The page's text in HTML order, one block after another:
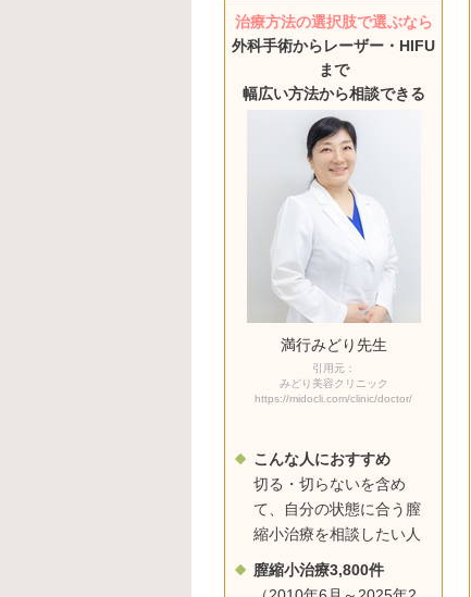
治療方法の選択肢で選ぶなら
外科手術からレーザー・HIFU
まで
幅広い方法から相談できる
満行みどり先生
引用元：
みどり美容クリニック
https://midocli.com/clinic/doctor/
こんな人におすすめ
切る・切らないを含め
て、自分の状態に合う膣
縮小治療を相談したい人
膣縮小治療3,800件